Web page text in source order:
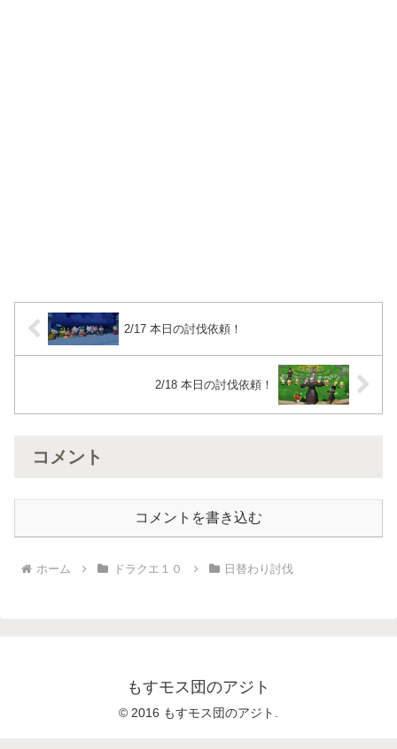
2/17 本日の討伐依頼！
2/18 本日の討伐依頼！
コメント
コメントを書き込む
ホーム ドラクエ１０ 日替わり討伐
もすモス団のアジト
© 2016 もすモス団のアジト.